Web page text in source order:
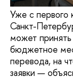
Уже с
Санкт-
может принять
бюджетное
перевода, на
заявки —